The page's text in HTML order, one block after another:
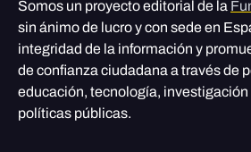
Somos un proyecto editorial de la
sin ánimo de lucro y con sede en
integridad de la información y
de confianza ciudadana a través de
educación, tecnología, investigación
políticas públicas.